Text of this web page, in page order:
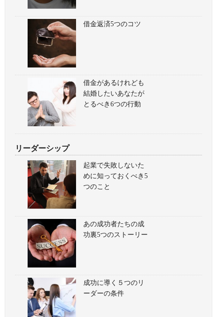
借金返済5つのコツ
借金があるけれども
結婚したいあなたが
とるべき6つの行動
リーダーシップ
起業で失敗しないた
めに知っておくべき5
つのこと
あの成功者たちの成
功裏5つのストーリー
成功に導く５つのリ
ーダーの条件